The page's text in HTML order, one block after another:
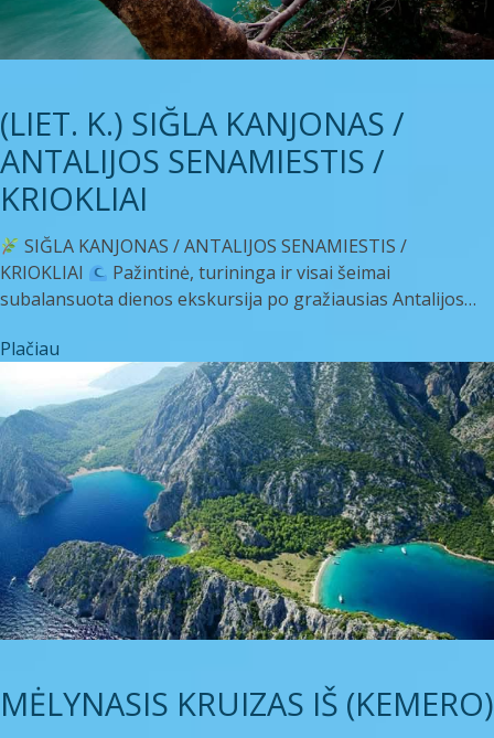
(LIET. K.) SIĞLA KANJONAS /
ANTALIJOS SENAMIESTIS /
KRIOKLIAI
SIĞLA KANJONAS / ANTALIJOS SENAMIESTIS /
KRIOKLIAI
Pažintinė, turininga ir visai šeimai
subalansuota dienos ekskursija po gražiausias Antalijos…
Plačiau
MĖLYNASIS KRUIZAS IŠ (KEMERO)